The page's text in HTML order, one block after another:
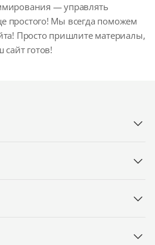
— управлять
простого! Мы всегда поможем
Просто пришлите материалы,
готов!